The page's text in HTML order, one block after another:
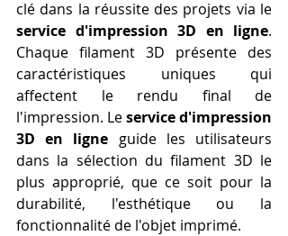
service d'impression 3D en ligne.
Chaque filament 3D présente des
caractéristiques uniques qui
affectent le rendu final de
l'impression. Le service d'impression
3D en ligne guide les utilisateurs
dans la sélection du filament 3D le
plus approprié, que ce soit pour la
durabilité, l'esthétique ou la
fonctionnalité de l'objet imprimé.